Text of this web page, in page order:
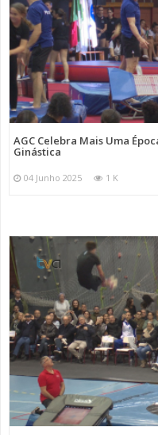
AGC Celebra Mais Uma
Ginástica
04 Junho 2025 1 K